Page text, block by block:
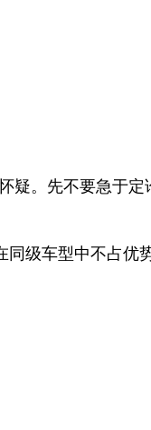
疑。先不要急于
级车型中不占优